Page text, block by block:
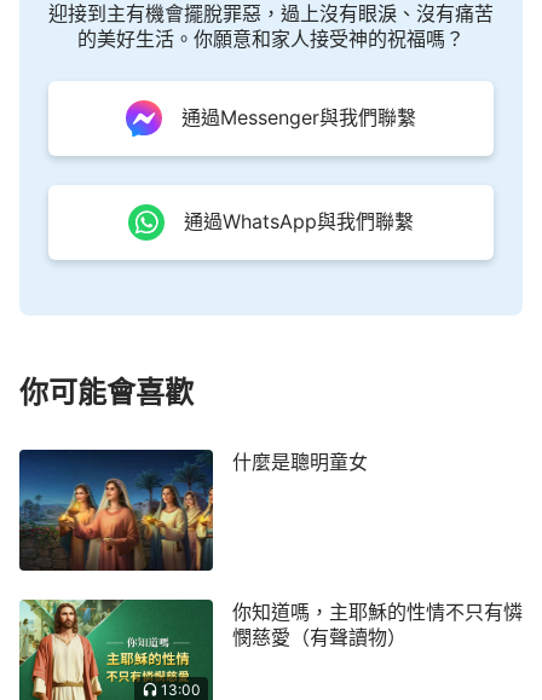
迎接到主有機會擺脫罪惡，過上沒有眼淚、沒有痛苦
的美好生活。你願意和家人接受神的祝福嗎？
通過Messenger與我們聯繫
通過WhatsApp與我們聯繫
你可能會喜歡
什麼是聰明童女
13:00
你知道嗎，主耶穌的性情不只有憐
憫慈愛（有聲讀物）